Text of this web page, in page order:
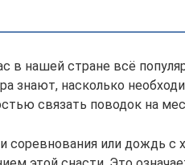
в нашей стране всё
знают, насколько
связать поводок на
соревнования или дождь с